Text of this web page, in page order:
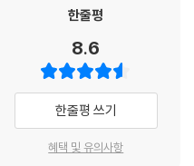
기술자, 페인트공(세밀한 붓이 아
동 리프트의 삐, 삐, 삐 거리는 소
명씩 데려올 수 있는 특권을 활
간」중에서
해져 있는 건 아니지만 몇 가지
자랑한다. 이 거대한 미술관에서
으로 신경을 곤두세워야 하는
에서 치열하게 일했던 시절과는
관람객들이 입장하기 전 고요한
가 렘브란트나 보티첼리를 만난
순간을 포착한 베르나르도 다
냉혹하고 가슴 저미는” 운명을
저자의 사색을 따라가다 보면, 나
의 이야기와, 이 이야기들을 지
더없이 아름답고 행복한 기분을
한줄평
8.6
한줄평 쓰기
혜택 및 유의사항